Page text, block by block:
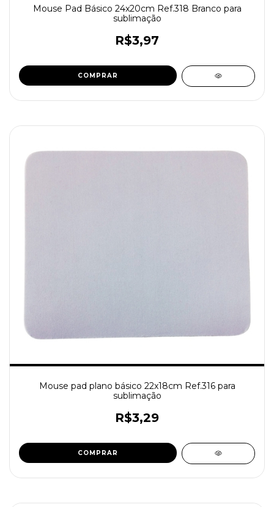
Mouse Pad Básico 24x20cm Ref.318 Branco para
sublimação
R$3,97
Mouse pad plano básico 22x18cm Ref.316 para
sublimação
R$3,29